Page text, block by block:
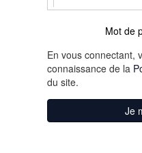
Mot de
En vous connectant,
connaissance de la
du site.
Je